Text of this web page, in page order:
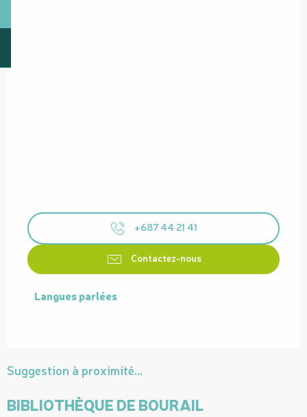
+687 44 21 41
Contactez-nous
Langues parlées
Langues parlées
Suggestion à proximité...
BIBLIOTHÈQUE DE BOURAIL